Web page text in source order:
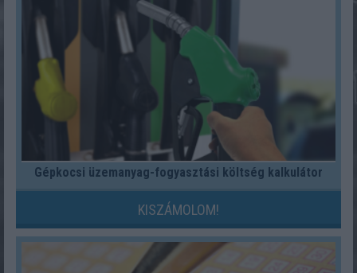
Gépkocsi üzemanyag-fogyasztási költség kalkulátor
KISZÁMOLOM!